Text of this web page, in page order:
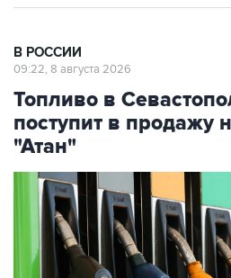
Топливо в
поступит в продажу
"Атан"